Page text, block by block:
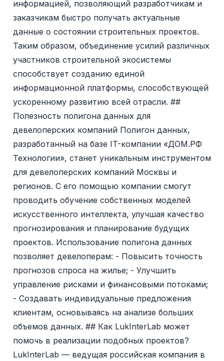
информацией, позволяющий разработчикам и
заказчикам быстро получать актуальные
данные о состоянии строительных проектов.
Таким образом, объединение усилий различных
участников строительной экосистемы
способствует созданию единой
информационной платформы, способствующей
ускоренному развитию всей отрасли. ##
Полезность полигона данных для
девелоперских компаний Полигон данных,
разработанный на базе IT-компании «ДОМ.РФ
Технологии», станет уникальным инструментом
для девелоперских компаний Москвы и
регионов. С его помощью компании смогут
проводить обучение собственных моделей
искусственного интеллекта, улучшая качество
прогнозирования и планирование будущих
проектов. Использование полигона данных
позволяет девелоперам: - Повысить точность
прогнозов спроса на жилье; - Улучшить
управление рисками и финансовыми потоками;
- Создавать индивидуальные предложения
клиентам, основываясь на анализе больших
объемов данных. ## Как LukInterLab может
помочь в реализации подобных проектов?
LukInterLab — ведущая российская компания в